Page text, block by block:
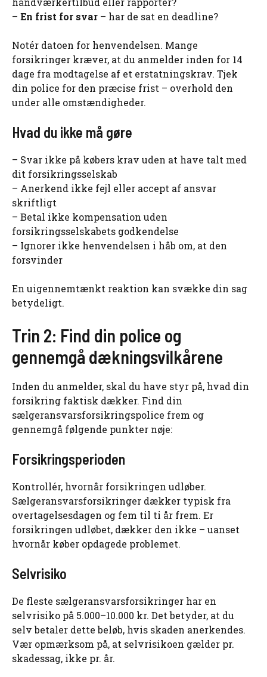
– En frist for svar – har de sat en deadline?
Notér datoen for henvendelsen. Mange
forsikringer kræver, at du anmelder inden for 14
dage fra modtagelse af et erstatningskrav. Tjek
din police for den præcise frist – overhold den
under alle omstændigheder.
Hvad du ikke må gøre
– Svar ikke på købers krav uden at have talt med
dit forsikringsselskab
– Anerkend ikke fejl eller accept af ansvar
skriftligt
– Betal ikke kompensation uden
forsikringsselskabets godkendelse
– Ignorer ikke henvendelsen i håb om, at den
forsvinder
En uigennemtænkt reaktion kan svække din sag
betydeligt.
Trin 2: Find din police og
gennemgå dækningsvilkårene
Inden du anmelder, skal du have styr på, hvad din
forsikring faktisk dækker. Find din
sælgeransvarsforsikringspolice frem og
gennemgå følgende punkter nøje:
Forsikringsperioden
Kontrollér, hvornår forsikringen udløber.
Sælgeransvarsforsikringer dækker typisk fra
overtagelsesdagen og fem til ti år frem. Er
forsikringen udløbet, dækker den ikke – uanset
hvornår køber opdagede problemet.
Selvrisiko
De fleste sælgeransvarsforsikringer har en
selvrisiko på 5.000–10.000 kr. Det betyder, at du
selv betaler dette beløb, hvis skaden anerkendes.
Vær opmærksom på, at selvrisikoen gælder pr.
skadessag, ikke pr. år.